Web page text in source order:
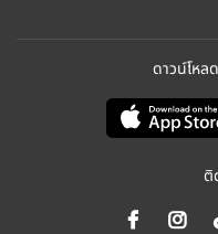
ดาวน์โห
ติ